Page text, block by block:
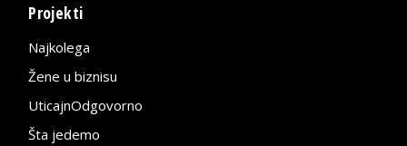
Projekti
Najkolega
Žene u biznisu
UticajnOdgovorno
Šta jedemo